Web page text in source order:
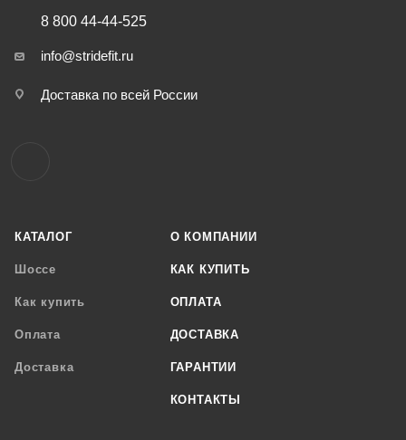
КАТАЛОГ
Шоссе
Как купить
Оплата
Доставка
О КОМПАНИИ
КАК КУПИТЬ
ОПЛАТА
ДОСТАВКА
ГАРАНТИИ
КОНТАКТЫ
8 800 44-44-525
info@stridefit.ru
Доставка по всей России